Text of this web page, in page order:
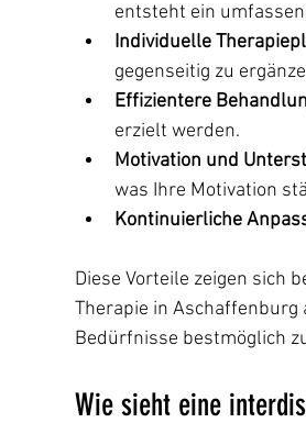
entsteht ein
Individuelle
gegenseitig zu
Effizientere
erzielt werden.
Motivation und
was Ihre Motivation
Kontinuierliche
Diese Vorteile zeigen sich
Therapie in Aschaffenburg
Bedürfnisse bestmöglich
Wie sieht eine